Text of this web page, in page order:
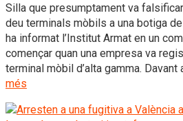
Silla que presumptament va
deu terminals mòbils a una botiga
ha informat l’Institut Armat en un
començar quan una empresa va
terminal mòbil d’alta gamma.
més